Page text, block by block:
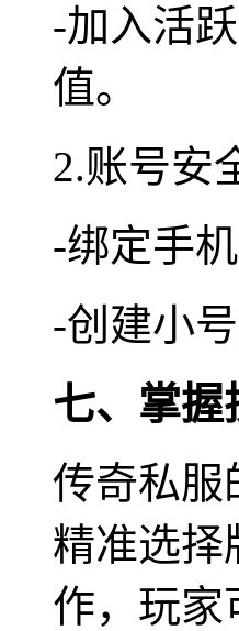
-加入活
值。
2.账号安
-绑定手
-创建小
七、掌握
传奇私服
精准选择
作，玩家